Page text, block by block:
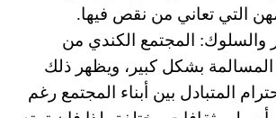
التي تعاني من نقص فيها.
المجتمع الكندي من
المسالمة بشكل كبير، ويظهر ذلك
المتبادل بين أبناء المجتمع رغم